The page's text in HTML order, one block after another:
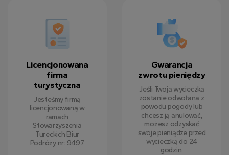
Licencjonowana
firma
turystyczna
Jesteśmy firmą
licencjonowaną w
ramach
Stowarzyszenia
Tureckich Biur
Podróży nr: 9497.
Gwarancja
zwrotu pieniędzy
Jeśli Twoja wycieczka
zostanie odwołana z
powodu pogody lub
chcesz ją anulować,
możesz odzyskać
swoje pieniądze przed
wycieczką do 24
godzin.